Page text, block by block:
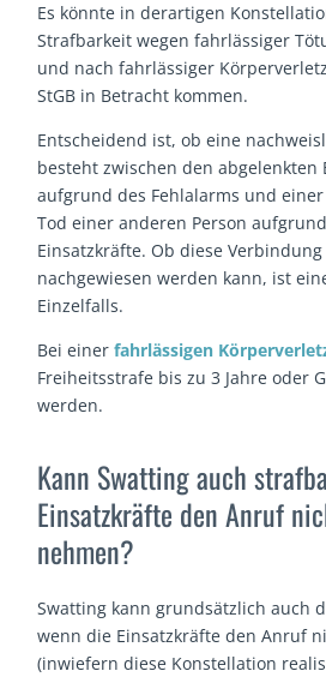
Es könnte in derartigen
Strafbarkeit wegen fahrlässiger
und nach fahrlässiger
StGB in Betracht kommen.
Entscheidend ist, ob eine
besteht zwischen den abgelenkten
aufgrund des Fehlalarms und
Tod einer anderen Person
Einsatzkräfte. Ob diese
nachgewiesen werden kann, ist
Einzelfalls.
Bei einerfahrlässigen
Freiheitsstrafe bis zu 3 Jahre oder
werden.
Kann Swatting auch
Einsatzkräfte den Anruf
nehmen?
Swatting kann grundsätzlich auch
wenn die Einsatzkräfte den Anruf
(inwiefern diese Konstellation